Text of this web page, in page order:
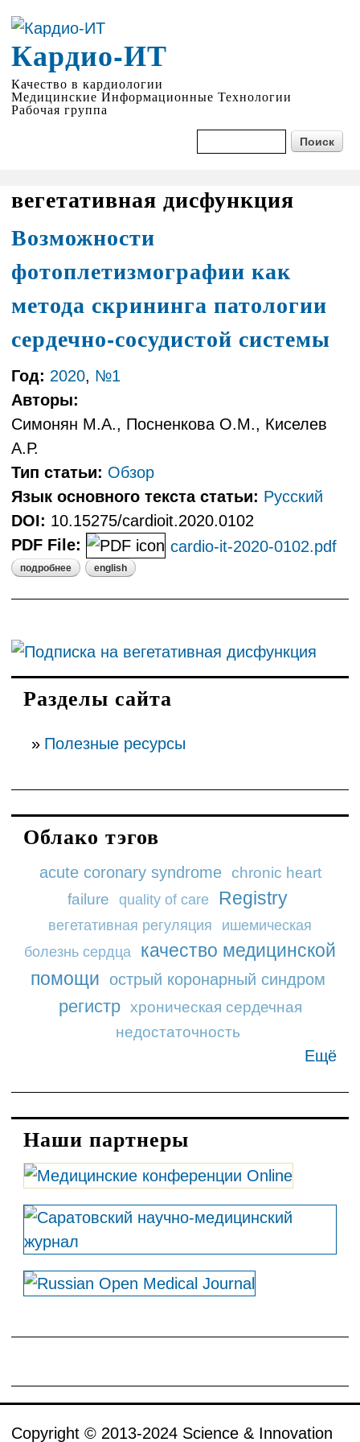
содержанию
Кардио-ИТ
Качество в кардиологии
Медицинские Информационные Технологии
Рабочая группа
Форма поиска
вегетативная дисфункция
Возможности
фотоплетизмографии как
метода скрининга патологии
сердечно-сосудистой системы
Год: 2020, №1
Авторы:
Симонян М.А., Посненкова О.М., Киселев
А.Р.
Тип статьи: Обзор
Язык основного текста статьи: Русский
DOI: 10.15275/cardioit.2020.0102
PDF File:
cardio-it-2020-0102.pdf
подробнеео возможности
english
Разделы сайта
Полезные ресурсы
Облако тэгов
acute coronary syndrome
chronic heart
failure
quality of care Registry
вегетативная регуляция
ишемическая
болезнь сердца
качество медицинской
помощи
острый коронарный синдром
регистр хроническая сердечная
недостаточность
Ещё
Наши партнеры
Copyright © 2013-2024 Science & Innovation